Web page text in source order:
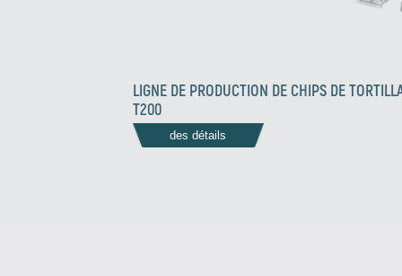
LIGNE DE PRODUCTION DE CHIPS DE
T200
des détails